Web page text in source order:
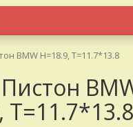
BMW H=18.9, T=11.7*13.8
T=11.7*13.8